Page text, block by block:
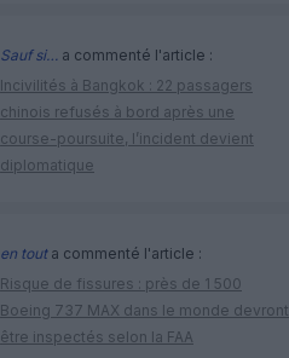
Sauf si… a commenté l'article :
Incivilités à Bangkok : 22 passagers
chinois refusés à bord après une
course-poursuite, l’incident devient
diplomatique
en touta commenté l'article :
Risque de fissures : près de 1 500
Boeing 737 MAX dans le monde devront
être inspectés selon la FAA